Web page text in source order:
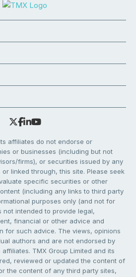
affiliates do not endorse or
or businesses (including but not
firms), or securities issued by any
linked through, this site. Please seek
specific securities or other
(including any links to third party
purposes only (and not for
not intended to provide legal,
financial or other advice and
for such advice. The views, opinions
authors and are not endorsed by
TMX Group Limited and its
reviewed or updated the content of
the content of any third party sites,